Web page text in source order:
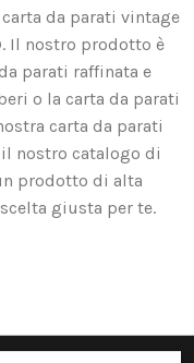
da parati vintage
Il nostro prodotto è
parati raffinata e
o la carta da parati
carta da parati
nostro catalogo di
prodotto di alta
giusta per te.